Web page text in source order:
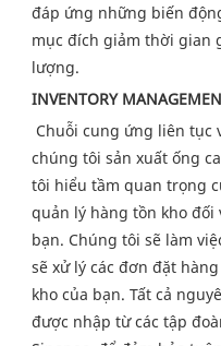
đáp ứng những biến
mục đích giảm thời gian
lượng.
INVENTORY
Chuỗi cung ứng liên tục
chúng tôi sản xuất ống
tôi hiểu tầm quan trọng
quản lý hàng tồn kho
bạn. Chúng tôi sẽ làm
sẽ xử lý các đơn đặt
kho của bạn. Tất cả
được nhập từ các tập